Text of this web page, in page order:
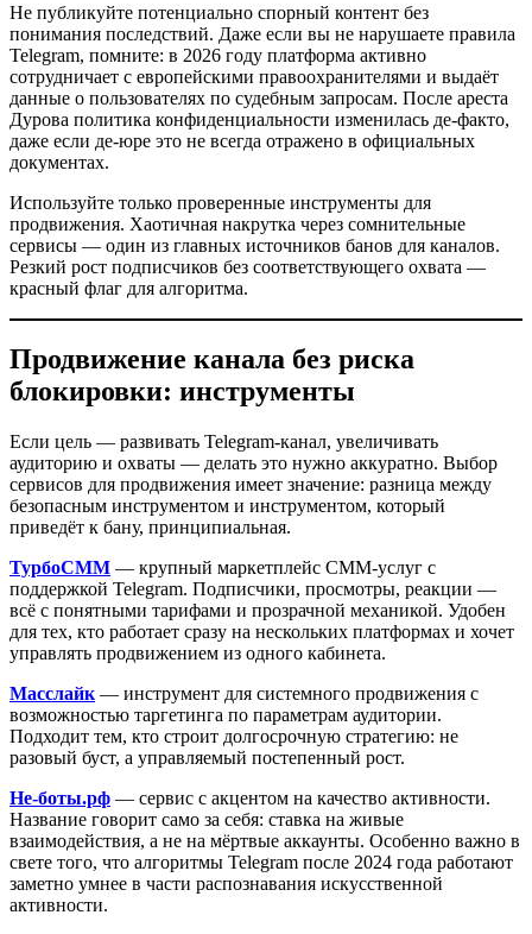
Не публикуйте потенциально спорный контент без
понимания последствий. Даже если вы не нарушаете правила
Telegram, помните: в 2026 году платформа активно
сотрудничает с европейскими правоохранителями и выдаёт
данные о пользователях по судебным запросам. После ареста
Дурова политика конфиденциальности изменилась де-факто,
даже если де-юре это не всегда отражено в официальных
документах.
Используйте только проверенные инструменты для
продвижения. Хаотичная накрутка через сомнительные
сервисы — один из главных источников банов для каналов.
Резкий рост подписчиков без соответствующего охвата —
красный флаг для алгоритма.
Продвижение канала без риска
блокировки: инструменты
Если цель — развивать Telegram-канал, увеличивать
аудиторию и охваты — делать это нужно аккуратно. Выбор
сервисов для продвижения имеет значение: разница между
безопасным инструментом и инструментом, который
приведёт к бану, принципиальная.
ТурбоСММ — крупный маркетплейс СММ-услуг с
поддержкой Telegram. Подписчики, просмотры, реакции —
всё с понятными тарифами и прозрачной механикой. Удобен
для тех, кто работает сразу на нескольких платформах и хочет
управлять продвижением из одного кабинета.
Масслайк — инструмент для системного продвижения с
возможностью таргетинга по параметрам аудитории.
Подходит тем, кто строит долгосрочную стратегию: не
разовый буст, а управляемый постепенный рост.
Не-боты.рф — сервис с акцентом на качество активности.
Название говорит само за себя: ставка на живые
взаимодействия, а не на мёртвые аккаунты. Особенно важно в
свете того, что алгоритмы Telegram после 2024 года работают
заметно умнее в части распознавания искусственной
активности.